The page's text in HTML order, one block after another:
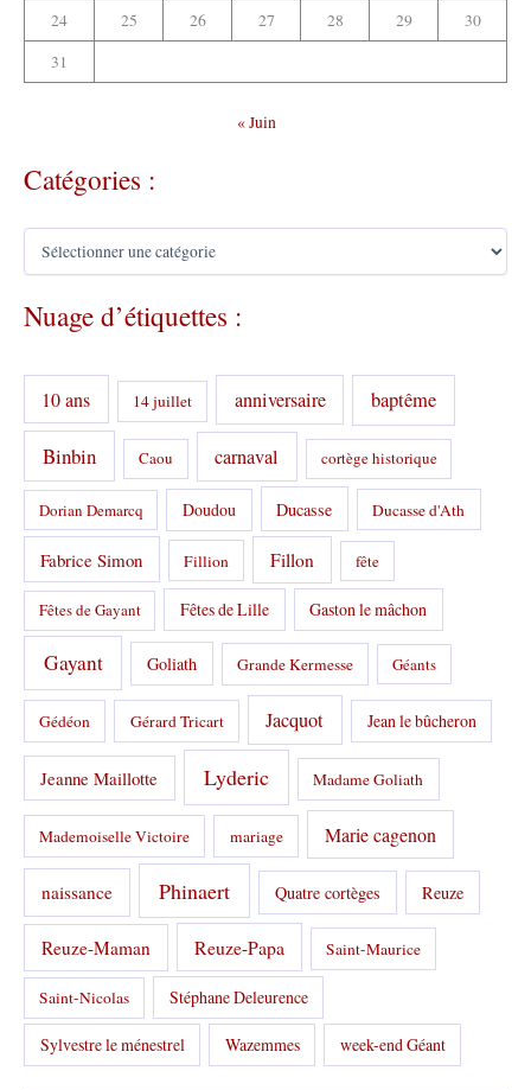
24
25 26 27 28 29
30
31
« Juin
Catégories :
C
é
g
r
e
Nuage d’étiquettes :
10 ans 14 juillet anniversaire baptême
Binbin Caou carnaval cortège historique
Dorian Demarcq Doudou Ducasse Ducasse d'Ath
Fabrice Simon Fillion Fillon fête
Fêtes de Gayant Fêtes de Lille Gaston le mâchon
Gayant Goliath Grande Kermesse Géants
Gédéon Gérard Tricart Jacquot Jean le bûcheron
Jeanne Maillotte Lyderic Madame Goliath
Mademoiselle Victoire mariage Marie cagenon
naissance Phinaert Quatre cortèges Reuze
Reuze-Maman Reuze-Papa Saint-Maurice
Saint-Nicolas Stéphane Deleurence
Sylvestre le ménestrel Wazemmes week-end Géant